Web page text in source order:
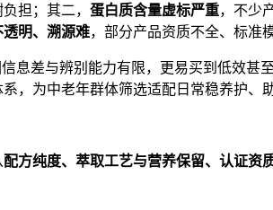
担；其二， 蛋白质含量虚标严重，不少
明、溯源难，部分产品资质不全、标准
息差与辨别能力有限，更易买到低效甚
，为中老年群体筛选适配日常稳养护、
配方纯度、萃取工艺与营养保留、认证资